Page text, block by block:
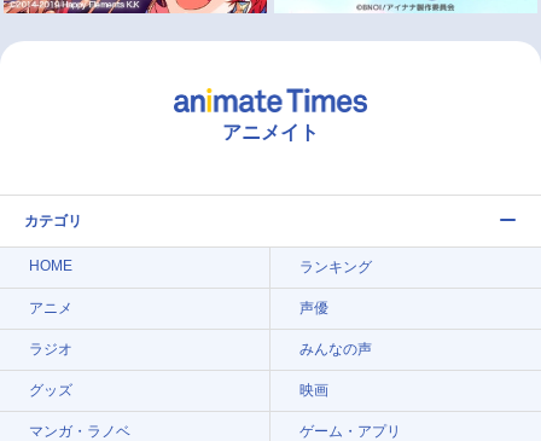
アニメイト
カテゴリ
HOME ランキング
アニメ 声優
ラジオ みんなの声
グッズ 映画
マンガ・ラノベ ゲーム・アプリ